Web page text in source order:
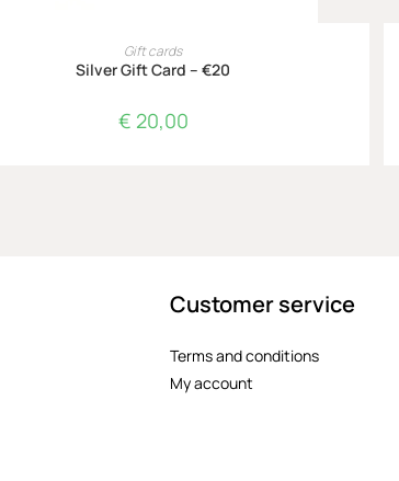
TOEVOEGEN AAN WINKELWAGEN
Gift cards
Silver Gift Card – €20
€ 20,00
Customer service
Terms and conditions
My account